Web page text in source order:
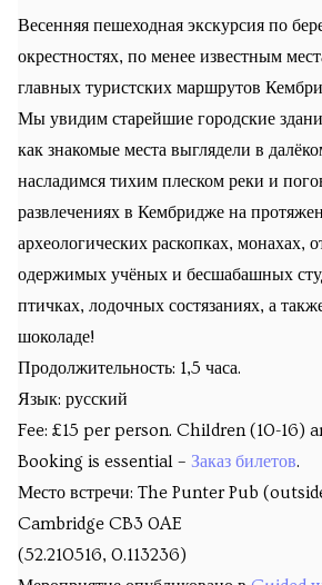
Весенняя пешеходная экскурсия по
окрестностях, по менее известным
главных туристских маршрутов
Мы увидим старейшие городские
как знакомые места выглядели в
насладимся тихим плеском реки и
развлечениях в Кембридже на
археологических раскопках, монахах,
одержимых учёных и бесшабашных
птичках, лодочных состязаниях, а
шоколаде!
Продолжительность: 1,5 часа.
Язык: русский
Fee: £15 per person. Children (10-16)
Booking is essential – Заказ билетов.
Место встречи: The Punter Pub
Cambridge CB3 0AE
(52.210516, 0.113236)